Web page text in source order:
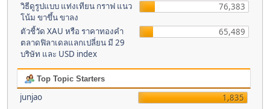
วิธีดูรูปแบบ แท่งเทียน กราฟ แนว
โน้ม ขาขึ้น ขาลง
76,383
ตัวชี้วัด XAU หรือ ราคาทองคำ
ตลาดฟิลาเดลแลกเปลี่ยน มี 29
บริษัท และ USD index
65,489
Top Topic Starters
junjao 1,835